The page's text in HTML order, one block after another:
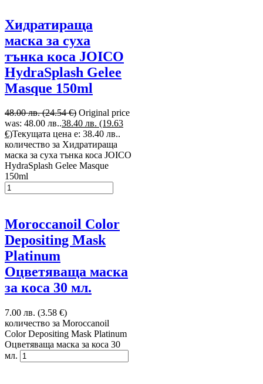
Хидратираща
маска за суха
тънка коса JOICO
HydraSplash Gelee
Masque 150ml
48.00 лв. (24.54 €) Original price
was: 48.00 лв..38.40 лв. (19.63
€)Текущата цена е: 38.40 лв..
количество за Хидратираща
маска за суха тънка коса JOICO
HydraSplash Gelee Masque
150ml
Moroccanoil Color
Depositing Mask
Platinum
Оцветяваща маска
за коса 30 мл.
7.00 лв. (3.58 €)
количество за Moroccanoil
Color Depositing Mask Platinum
Оцветяваща маска за коса 30
мл.